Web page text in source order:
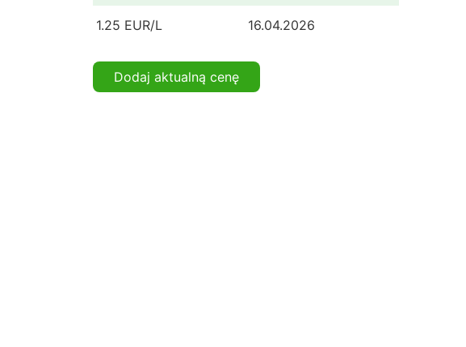
1.25 EUR/L 16.04.2026
Dodaj aktualną cenę